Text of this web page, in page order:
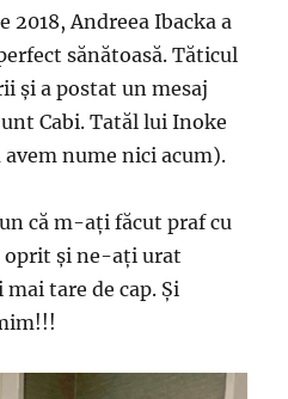
2018, Andreea Ibacka a
sănătoasă. Tăticul
şi a postat un mesaj
Cabi. Tatăl lui Inoke
nume nici acum).
că m-ați făcut praf cu
oprit și ne-ați urat
tare de cap. Și